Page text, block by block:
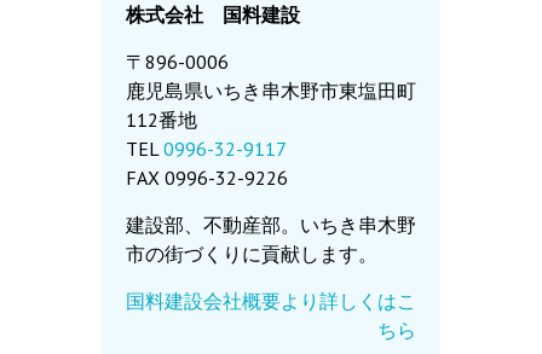
株式会社 国料建設
〒896-0006
鹿児島県いちき串木野市東塩田町
112番地
TEL0996-32-9117
FAX 0996-32-9226
建設部、不動産部。いちき串木野
市の街づくりに貢献します。
国料建設会社概要より詳しくはこ
ちら